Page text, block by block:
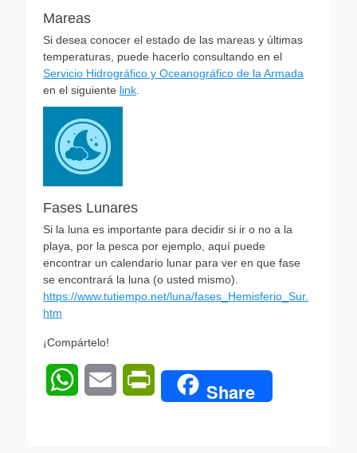
Mareas
Si desea conocer el estado de las mareas y últimas
temperaturas, puede hacerlo consultando en el
Servicio Hidrográfico y Oceanográfico de la Armada
en el siguiente link
Fases Lunares
Si la luna es importante para decidir si ir o no a la
playa, por la pesca por ejemplo, aquí puede
encontrar un calendario lunar para ver en que fase
se encontrará la luna (o usted mismo).
https://www.tutiempo.net/luna/fases_Hemisferio_Sur.
htm
¡Compártelo!
W Share